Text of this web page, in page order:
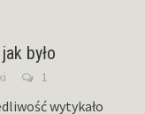
było
1
wytykało